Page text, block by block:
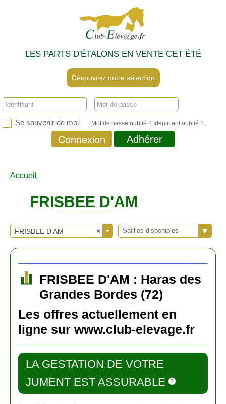
LES PARTS D'ÉTALONS EN VENTE CET ÉTÉ
Découvrez notre sélection
Se souvenir de moi Mot de passe oublié ? Identifiant oublié ?
Connexion Adhérer
Accueil
FRISBEE D'AM
×
FRISBEE D'AM Saillies disponibles
FRISBEE D'AM : Haras des
Grandes Bordes (72)
Les offres actuellement en
ligne sur www.club-elevage.fr
LA GESTATION DE VOTRE
JUMENT EST ASSURABLE